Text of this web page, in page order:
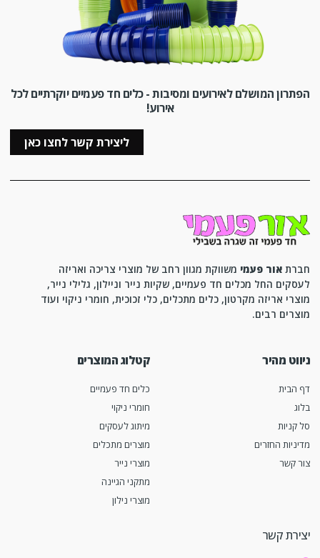
הפתרון המושלם לאירועים ומסיבות - כלים חד פעמיים יוקרתיים לכל
אירוע!
ליצירת קשר לחצו כאן
חברת אור פעמי משווקת מגוון רחב של מוצרי צריכה ואריזה
לעסקים החל מכלים חד פעמיים, שקיות נייר וניילון, גלילי נייר,
מוצרי אריזה מקרטון, כלים מתכלים, כלי זכוכית, חומרי ניקוי ועוד
מוצרים רבים.
ניווט מהיר
דף הבית
בלוג
סל קניות
מדיניות החזרים
צור קשר
קטלוג המוצרים
כלים חד פעמיים
חומרי ניקוי
מיתוג לעסקים
מוצרים מתכלים
מוצרי נייר
מתקני הגיינה
מוצרי נילון
יצירת קשר